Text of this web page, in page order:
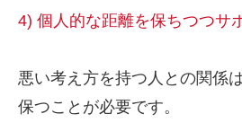
4) 個人的な距離を保ちつつサ
悪い考え方を持つ人との関係
保つことが必要です。